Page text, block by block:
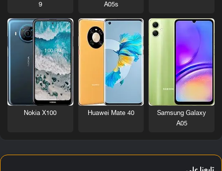
A05s
9
Samsung Galaxy
A05
Huawei Mate 40
Nokia X100